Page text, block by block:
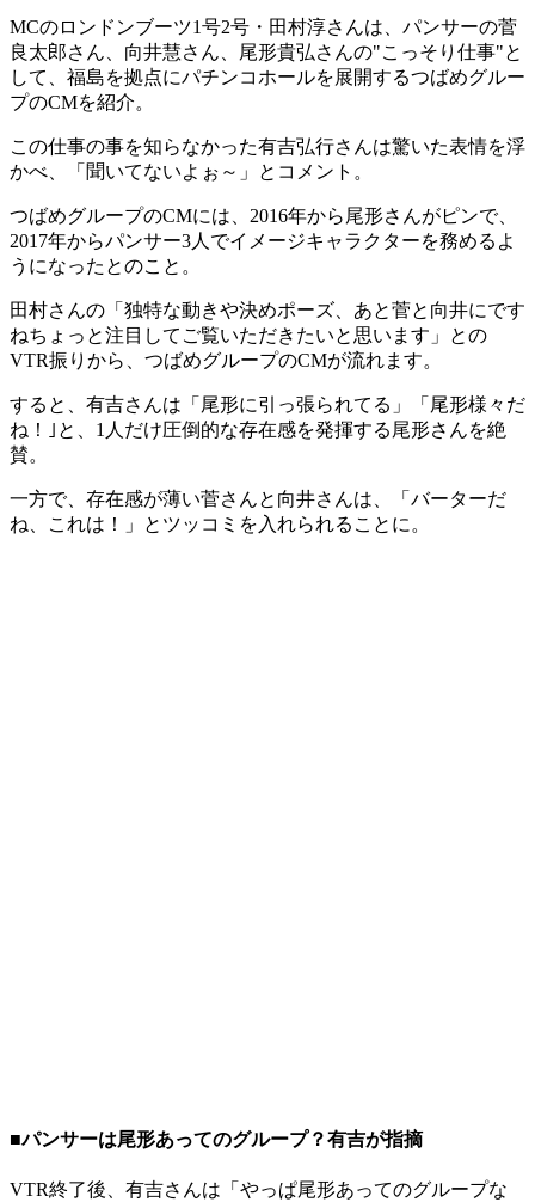
MCのロンドンブーツ1号2号・田村淳さんは、パンサーの菅
良太郎さん、向井慧さん、尾形貴弘さんの"こっそり仕事"と
して、福島を拠点にパチンコホールを展開するつばめグルー
プのCMを紹介。
この仕事の事を知らなかった有吉弘行さんは驚いた表情を浮
かべ、「聞いてないよぉ～」とコメント。
つばめグループのCMには、2016年から尾形さんがピンで、
2017年からパンサー3人でイメージキャラクターを務めるよ
うになったとのこと。
田村さんの「独特な動きや決めポーズ、あと菅と向井にです
ねちょっと注目してご覧いただきたいと思います」との
VTR振りから、つばめグループのCMが流れます。
すると、有吉さんは「尾形に引っ張られてる」「尾形様々だ
ね！｣と、1人だけ圧倒的な存在感を発揮する尾形さんを絶
賛。
一方で、存在感が薄い菅さんと向井さんは、「バーターだ
ね、これは！」とツッコミを入れられることに。
■パンサーは尾形あってのグループ？有吉が指摘
VTR終了後、有吉さんは「やっぱ尾形あってのグループな